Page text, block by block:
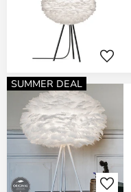
SUMMER DEAL